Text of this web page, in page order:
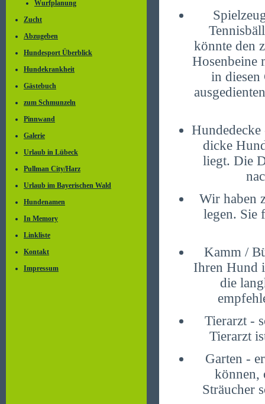
Wurfplanung
Zucht
Abzugeben
Hundesport Überblick
Hundekrankheit
Gästebuch
zum Schmunzeln
Pinnwand
Galerie
Urlaub in Lübeck
Pullman City/Harz
Urlaub im Bayerischen Wald
Hundenamen
In Memory
Linkliste
Kontakt
Impressum
könnte den
Hosenbeine
in diesen
dicke
liegt. Die
Wir haben
legen. Sie
Kamm /
Ihren Hund
die
Tierarzt -
Tierarzt
Garten -
können,
Sträucher